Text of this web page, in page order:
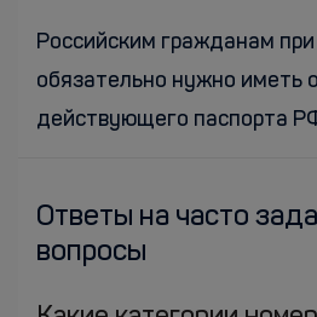
Российским гражданам
обязательно нужно иметь
действующего паспорта
Ответы на часто
вопросы